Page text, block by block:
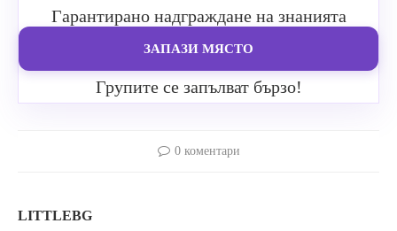
Гарантирано надграждане на знанията
ЗАПАЗИ МЯСТО
Групите се запълват бързо!
0 коментари
LITTLEBG